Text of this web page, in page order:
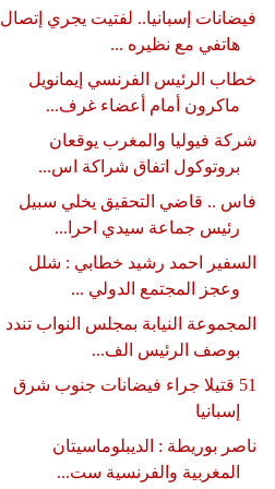
فيضانات إسبانيا.. لفتيت يجري إتصال
هاتفي مع نظيره ...
خطاب الرئيس الفرنسي إيمانويل
ماكرون أمام أعضاء غرف...
شركة فيوليا والمغرب يوقعان
بروتوكول اتفاق شراكة اس...
فاس .. قاضي التحقيق يخلي سبيل
رئيس جماعة سيدي احرا...
السفير احمد رشيد خطابي : شلل
وعجز المجتمع الدولي ...
المجموعة النيابة بمجلس النواب تندد
بوصف الرئيس الف...
51 قتيلا جراء فيضانات جنوب شرق
إسبانيا
ناصر بوريطة : الديبلوماسيتان
المغربية والفرنسية ست...